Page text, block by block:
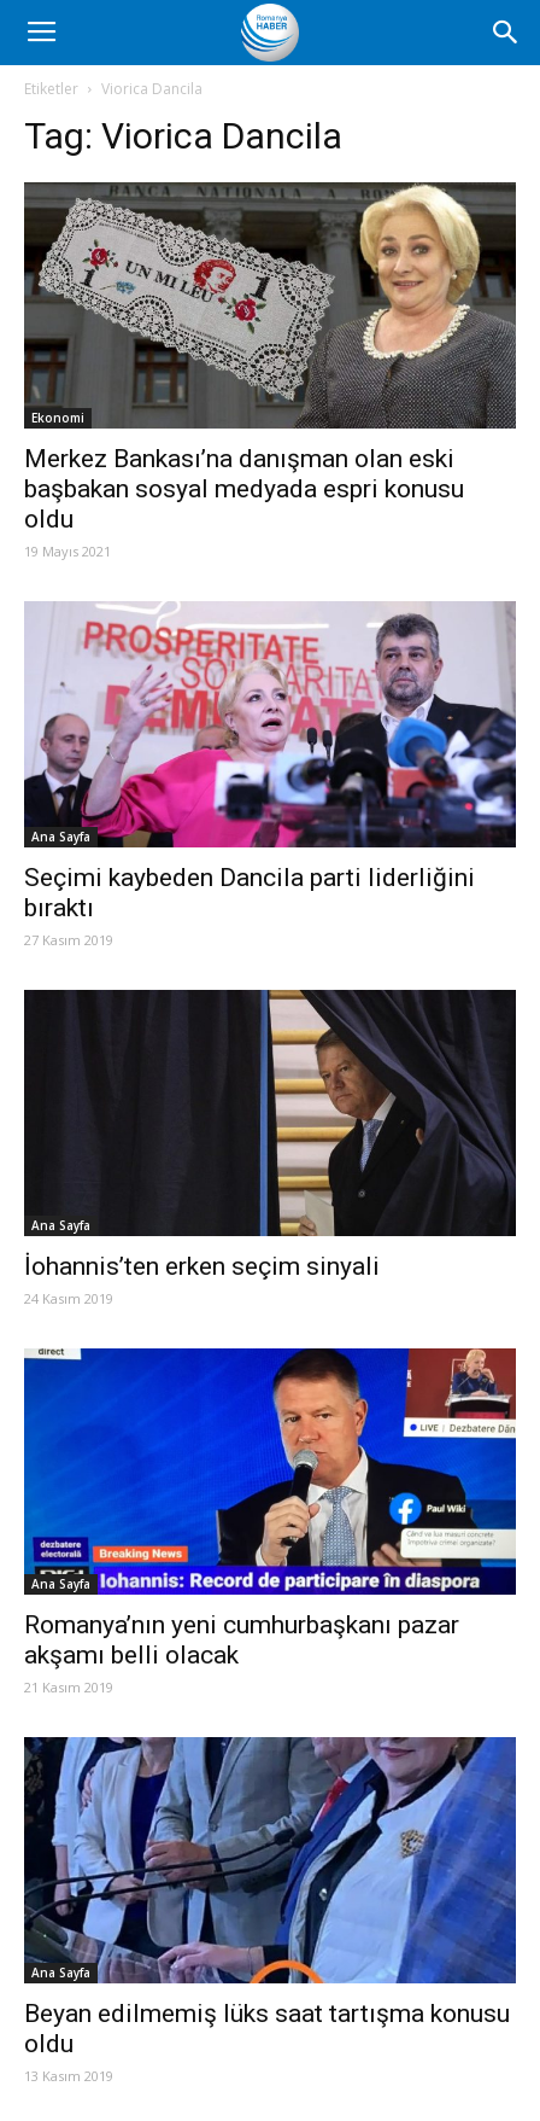
Romanya
Haber
Etiketler Viorica Dancila
Tag: Viorica Dancila
Ekonomi
Merkez Bankası’na danışman olan eski
başbakan sosyal medyada espri konusu
oldu
19 Mayıs 2021
Ana Sayfa
Seçimi kaybeden Dancila parti liderliğini
bıraktı
27 Kasım 2019
Ana Sayfa
İohannis’ten erken seçim sinyali
24 Kasım 2019
Ana Sayfa
Romanya’nın yeni cumhurbaşkanı pazar
akşamı belli olacak
21 Kasım 2019
Ana Sayfa
Beyan edilmemiş lüks saat tartışma konusu
oldu
13 Kasım 2019